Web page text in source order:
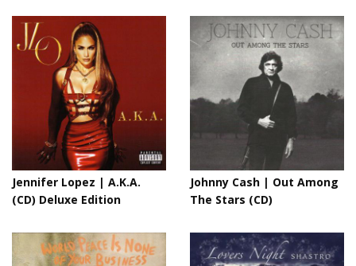
Jennifer Lopez | A.K.A.
(CD) Deluxe Edition
Johnny Cash | Out Among
The Stars (CD)